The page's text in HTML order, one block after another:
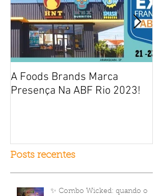
A Foods Brands Marca
Presença Na ABF Rio 2023!
Posts recentes
✨ Combo Wicked: quando o